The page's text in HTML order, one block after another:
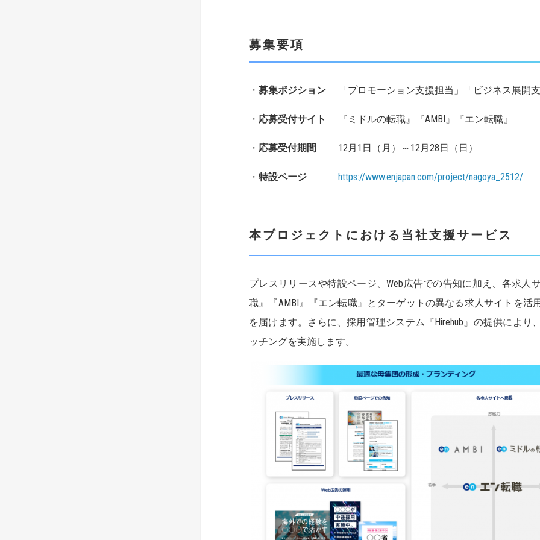
募集要項
・ 募集ポジション 「プロモーション支援担当」「ビジネス展開支
・ 応募受付サイト 『ミドルの転職』『AMBI』『エン転職』
・ 応募受付期間 12月1日（月）～12月28日（日）
・ 特設ページ https://www.enjapan.com/project/nagoya_2512/
本プロジェクトにおける当社支援サービス
プレスリリースや特設ページ、Web広告での告知に加え、各求人
職』『AMBI』『エン転職』とターゲットの異なる求人サイトを活
を届けます。さらに、採用管理システム『Hirehub』の提供によ
ッチングを実施します。